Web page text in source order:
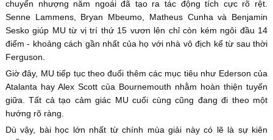
chuyển nhượng năm ngoái đã tạo ra tác động tích cực rõ rệt.
Senne Lammens, Bryan Mbeumo, Matheus Cunha và Benjamin
Sesko giúp MU từ vị trí thứ 15 vươn lên chỉ còn kém ngôi đầu 14
điểm - khoảng cách gần nhất của họ với nhà vô địch kể từ sau thời
Ferguson.
Giờ đây, MU tiếp tục theo đuổi thêm các mục tiêu như Ederson của
Atalanta hay Alex Scott của Bournemouth nhằm hoàn thiện tuyến
giữa. Tất cả tạo cảm giác MU cuối cùng cũng đang đi theo một
hướng rõ ràng.
Dù vậy, bài học lớn nhất từ chính mùa giải này có lẽ là sự kiên